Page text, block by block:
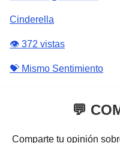
Cinderella
👁️ 372 vistas
💝 Mismo Sentimiento
💬
Comparte tu opinión